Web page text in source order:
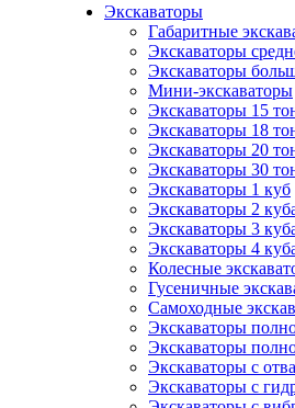
Экскаваторы
Габаритные
Экскаваторы
Экскаваторы
Мини-экскаваторы
Экскаваторы 15
Экскаваторы 18
Экскаваторы 20
Экскаваторы 30
Экскаваторы 1 куб
Экскаваторы 2
Экскаваторы 3
Экскаваторы 4
Колесные
Гусеничные
Самоходные
Экскаваторы
Экскаваторы
Экскаваторы с
Экскаваторы с